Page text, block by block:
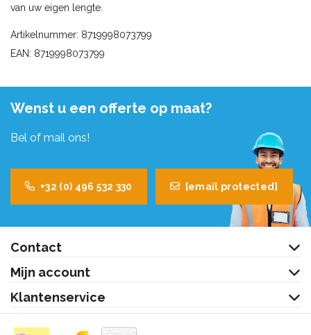
van uw eigen lengte.
Artikelnummer: 8719998073799
EAN: 8719998073799
Wenst u een offerte op maat?
Bel of mail ons!
+32 (0) 496 532 330 [email protected]
Contact
Mijn account
Klantenservice